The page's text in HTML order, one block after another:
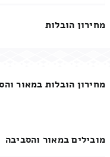
מחירון הובלות
מחירון הובלות במאור
מובילים במאור והסביבה